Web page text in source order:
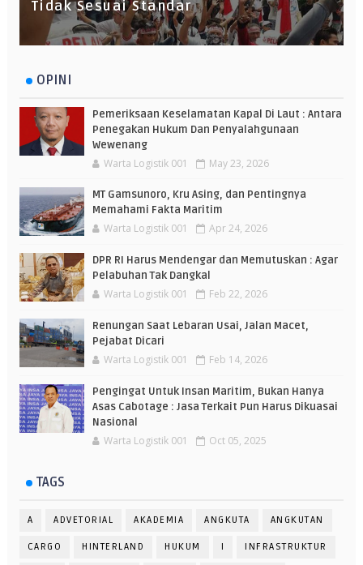
Tidak Sesuai Standar
OPINI
Pemeriksaan Keselamatan Kapal Di Laut : Antara
Penegakan Hukum Dan Penyalahgunaan
Wewenang
Warta Logistik 001 May 23, 2026
MT Gamsunoro, Kru Asing, dan Pentingnya
Memahami Fakta Maritim
Warta Logistik 001 Apr 24, 2026
DPR RI Harus Mendengar dan Memutuskan : Agar
Pelabuhan Tak Dangkal
Warta Logistik 001 Feb 22, 2026
Renungan Saat Lebaran Usai, Jalan Macet,
Pejabat Dicari
Warta Logistik 001 Feb 14, 2026
Pengingat Untuk Insan Maritim, Bukan Hanya
Asas Cabotage : Jasa Terkait Pun Harus Dikuasai
Nasional
Warta Logistik 001 Oct 05, 2025
TAGS
A ADVETORIAL AKADEMIA ANGKUTA ANGKUTAN
CARGO HINTERLAND HUKUM I INFRASTRUKTUR